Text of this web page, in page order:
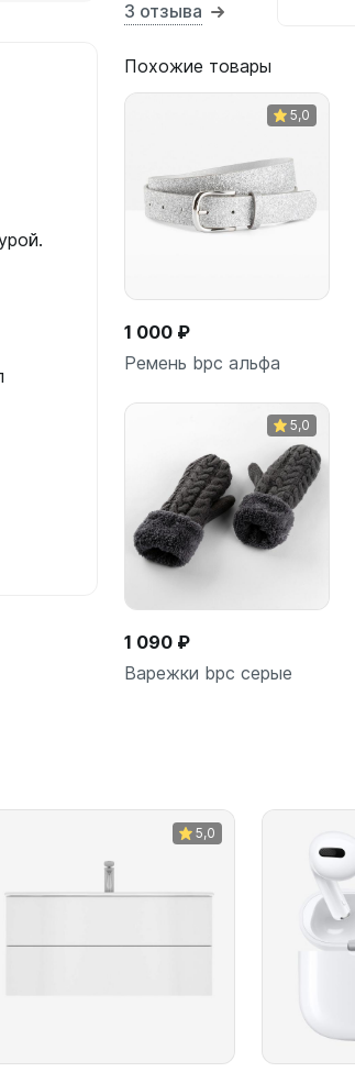
3 отзыва
Похожие товары
5,0
В корзину
1 000 ₽
Ремень bpc альфа
5,0
1 090 ₽
Варежки bpc серые
5,0